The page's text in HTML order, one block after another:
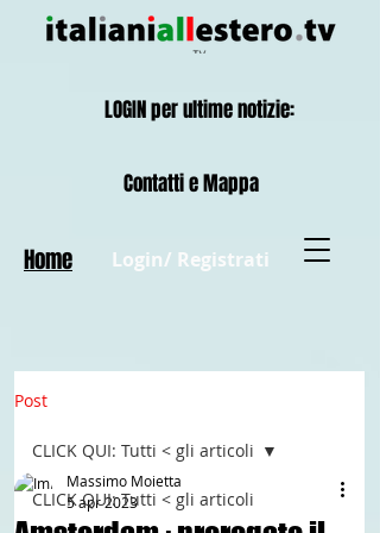
Login/ Registrati
Contatti e Mappa
Home
LOGIN per ultime notizie:
Post
CLICK QUI: Tutti < gli articoli
CLICK QUI: Tutti < gli articoli
Massimo Moietta
5 apr 2023